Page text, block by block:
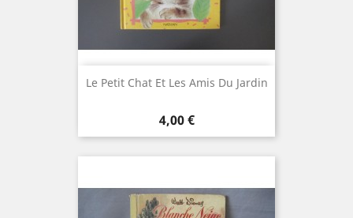
Le Petit Chat Et Les Amis Du Jardin
Prix
4,00 €